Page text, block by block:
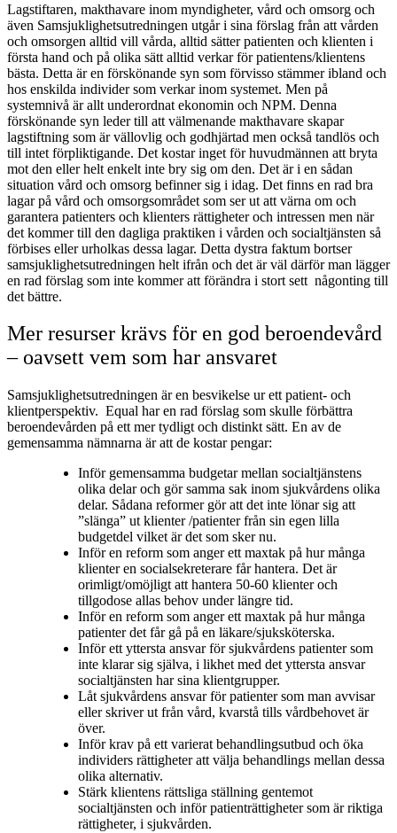
Lagstiftaren, makthavare inom myndigheter, vård och omsorg och
även Samsjuklighetsutredningen utgår i sina förslag från att vården
och omsorgen alltid vill vårda, alltid sätter patienten och klienten i
första hand och på olika sätt alltid verkar för patientens/klientens
bästa. Detta är en förskönande syn som förvisso stämmer ibland och
hos enskilda individer som verkar inom systemet. Men på
systemnivå är allt underordnat ekonomin och NPM. Denna
förskönande syn leder till att välmenande makthavare skapar
lagstiftning som är vällovlig och godhjärtad men också tandlös och
till intet förpliktigande. Det kostar inget för huvudmännen att bryta
mot den eller helt enkelt inte bry sig om den. Det är i en sådan
situation vård och omsorg befinner sig i idag. Det finns en rad bra
lagar på vård och omsorgsområdet som ser ut att värna om och
garantera patienters och klienters rättigheter och intressen men när
det kommer till den dagliga praktiken i vården och socialtjänsten så
förbises eller urholkas dessa lagar. Detta dystra faktum bortser
samsjuklighetsutredningen helt ifrån och det är väl därför man lägger
en rad förslag som inte kommer att förändra i stort sett någonting till
det bättre.
Mer resurser krävs för en god beroendevård
– oavsett vem som har ansvaret
Samsjuklighetsutredningen är en besvikelse ur ett patient- och
klientperspektiv. Equal har en rad förslag som skulle förbättra
beroendevården på ett mer tydligt och distinkt sätt. En av de
gemensamma nämnarna är att de kostar pengar:
Inför gemensamma budgetar mellan socialtjänstens
olika delar och gör samma sak inom sjukvårdens olika
delar. Sådana reformer gör att det inte lönar sig att
”slänga” ut klienter /patienter från sin egen lilla
budgetdel vilket är det som sker nu.
Inför en reform som anger ett maxtak på hur många
klienter en socialsekreterare får hantera. Det är
orimligt/omöjligt att hantera 50-60 klienter och
tillgodose allas behov under längre tid.
Inför en reform som anger ett maxtak på hur många
patienter det får gå på en läkare/sjuksköterska.
Inför ett yttersta ansvar för sjukvårdens patienter som
inte klarar sig själva, i likhet med det yttersta ansvar
socialtjänsten har sina klientgrupper.
Låt sjukvårdens ansvar för patienter som man avvisar
eller skriver ut från vård, kvarstå tills vårdbehovet är
över.
Inför krav på ett varierat behandlingsutbud och öka
individers rättigheter att välja behandlings mellan dessa
olika alternativ.
Stärk klientens rättsliga ställning gentemot
socialtjänsten och inför patienträttigheter som är riktiga
rättigheter, i sjukvården.